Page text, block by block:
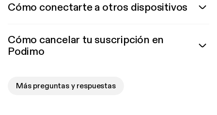
Cómo conectarte a otros dispositivos
Cómo cancelar tu suscripción en
Podimo
Más preguntas y respuestas